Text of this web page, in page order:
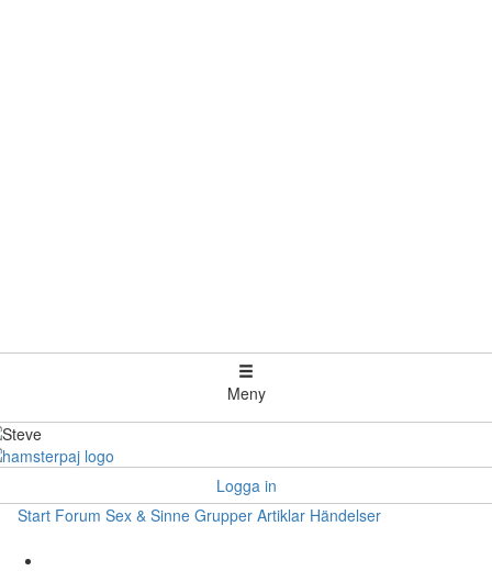
Meny
Logga in
Start Forum Sex & Sinne Grupper Artiklar Händelser